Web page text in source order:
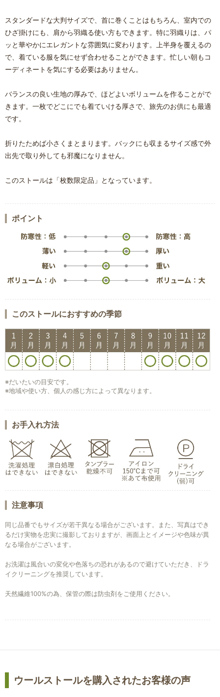
ポイント
このストールにおすすめの季節
※だいたいの目安です。
※地域や使い方、個人の感じ方によって異なります。
お手入れ方法
注意事項
同じ品番でもサイズが若干異なる場合がございます。また、写真はでき
るだけ実物を忠実に撮影しておりますが、画面上とイメージや色味が異
なる場合がございます。
お洗濯は風合いの変化や色落ちの恐れがあるので避けていただき、ドラ
イクリーニングを推奨しています。
天然繊維100%の為、保管の際は防虫剤をご使用ください。
スタンダードな大判サイズで、首に巻くことはもちろん、室内での
ひざ掛けにも、肩から羽織る使い方もできます。特に羽織りは、パ
ッと華やかにエレガントな雰囲気に変わります。上半身を覆えるの
で、着ている服を気にせず合わせることができます。忙しい朝もコ
ーディネートを気にする必要はありません。
バランスの良い生地の厚みで、ほどよいボリュームを作ることがで
きます。一枚でどこにでも着ていける厚さで、旅先のお供にも最適
です。
折りたためば小さくまとまります。バックにも収まるサイズ感で外
出先で取り外しても邪魔になりません。
このストールは「枚数限定品」となっています。
ウールストールを購入されたお客様の声